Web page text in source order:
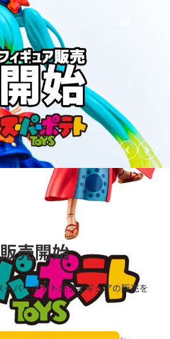
売開始
ーパーポテトがフィギュアの販売を